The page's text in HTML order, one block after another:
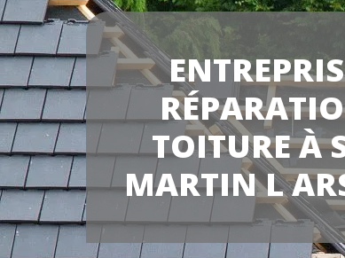
TOITURE À
MARTIN L